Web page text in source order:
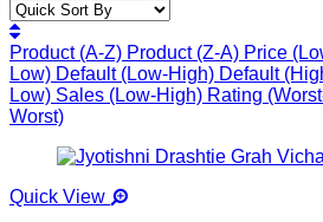
Product (A-Z) Product (Z-A) Price
Low) Default (Low-High) Default
Low) Sales (Low-High) Rating
Worst)
Quick View